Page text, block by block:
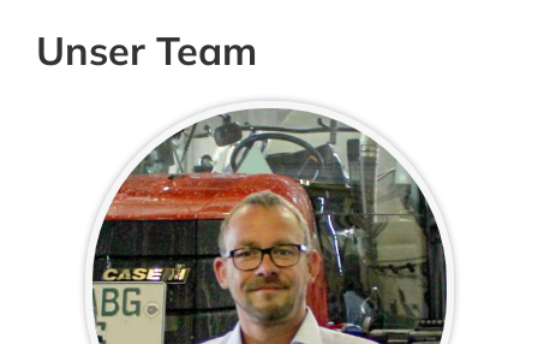
Unser Team